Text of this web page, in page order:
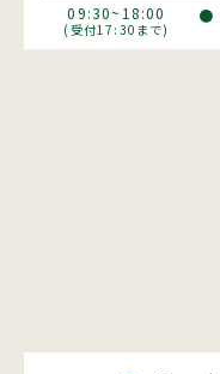
09:30~18:00
(受付17:30まで)
●